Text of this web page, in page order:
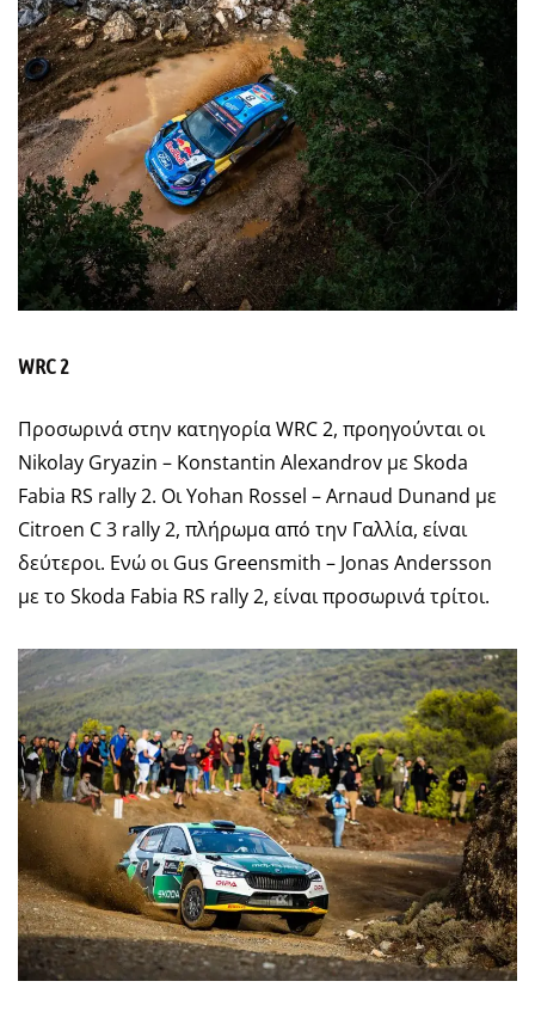
WRC2
Προσωρινά στην κατηγορία WRC 2, προηγούνται οι
Nikolay Gryazin – Konstantin Alexandrov με Skoda
Fabia RS rally 2. Οι Yohan Rossel – Arnaud Dunand με
Citroen C 3 rally 2, πλήρωμα από την Γαλλία, είναι
δεύτεροι. Ενώ οι Gus Greensmith – Jonas Andersson
με το Skoda Fabia RS rally 2, είναι προσωρινά τρίτοι.